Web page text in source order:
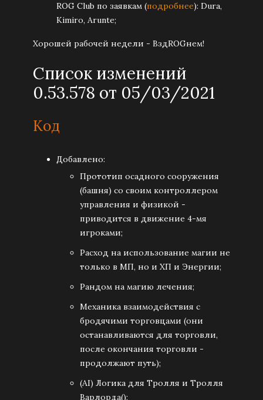
ROG Club по заявкам (подробнее): Dura,
Kimiro, Arunte;
Хорошей рабочей недели - ВздROGнем!
Список изменений
0.53.578 от 05/03/2021
Код
Добавлено:
Прототип осадного сооружения
(башня) со своим контроллером
управления и физикой -
приводится в движение 4-мя
игроками;
Расход на использование магии не
только в МП, но и ХП и Энергии;
Рандом на магию лечения;
Механика взаимодействия с
бродячими торговцами (они
останавливаются для торговли,
после окончания торговли -
продолжают путь);
(AI) Логика для Тролля и Тролля
Варлорда();